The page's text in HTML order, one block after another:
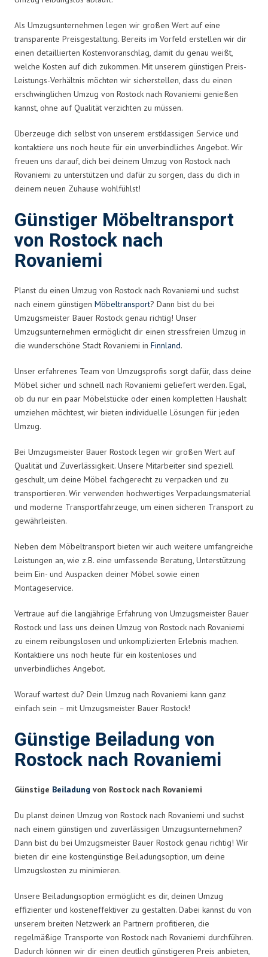
Als Umzugsunternehmen legen wir großen Wert auf eine
transparente Preisgestaltung. Bereits im Vorfeld erstellen wir dir
einen detaillierten Kostenvoranschlag, damit du genau weißt,
welche Kosten auf dich zukommen. Mit unserem günstigen Preis-
Leistungs-Verhältnis möchten wir sicherstellen, dass du einen
erschwinglichen Umzug von Rostock nach Rovaniemi genießen
kannst, ohne auf Qualität verzichten zu müssen.
Überzeuge dich selbst von unserem erstklassigen Service und
kontaktiere uns noch heute für ein unverbindliches Angebot. Wir
freuen uns darauf, dich bei deinem Umzug von Rostock nach
Rovaniemi zu unterstützen und dafür zu sorgen, dass du dich in
deinem neuen Zuhause wohlfühlst!
Günstiger Möbeltransport
von Rostock nach
Rovaniemi
Planst du einen Umzug von Rostock nach Rovaniemi und suchst
nach einem günstigen Möbeltransport? Dann bist du bei
Umzugsmeister Bauer Rostock genau richtig! Unser
Umzugsunternehmen ermöglicht dir einen stressfreien Umzug in
die wunderschöne Stadt Rovaniemi in Finnland.
Unser erfahrenes Team von Umzugsprofis sorgt dafür, dass deine
Möbel sicher und schnell nach Rovaniemi geliefert werden. Egal,
ob du nur ein paar Möbelstücke oder einen kompletten Haushalt
umziehen möchtest, wir bieten individuelle Lösungen für jeden
Umzug.
Bei Umzugsmeister Bauer Rostock legen wir großen Wert auf
Qualität und Zuverlässigkeit. Unsere Mitarbeiter sind speziell
geschult, um deine Möbel fachgerecht zu verpacken und zu
transportieren. Wir verwenden hochwertiges Verpackungsmaterial
und moderne Transportfahrzeuge, um einen sicheren Transport zu
gewährleisten.
Neben dem Möbeltransport bieten wir auch weitere umfangreiche
Leistungen an, wie z.B. eine umfassende Beratung, Unterstützung
beim Ein- und Auspacken deiner Möbel sowie einen
Montageservice.
Vertraue auf die langjährige Erfahrung von Umzugsmeister Bauer
Rostock und lass uns deinen Umzug von Rostock nach Rovaniemi
zu einem reibungslosen und unkomplizierten Erlebnis machen.
Kontaktiere uns noch heute für ein kostenloses und
unverbindliches Angebot.
Worauf wartest du? Dein Umzug nach Rovaniemi kann ganz
einfach sein – mit Umzugsmeister Bauer Rostock!
Günstige Beiladung von
Rostock nach Rovaniemi
Günstige Beiladung von Rostock nach Rovaniemi
Du planst deinen Umzug von Rostock nach Rovaniemi und suchst
nach einem günstigen und zuverlässigen Umzugsunternehmen?
Dann bist du bei Umzugsmeister Bauer Rostock genau richtig! Wir
bieten dir eine kostengünstige Beiladungsoption, um deine
Umzugskosten zu minimieren.
Unsere Beiladungsoption ermöglicht es dir, deinen Umzug
effizienter und kosteneffektiver zu gestalten. Dabei kannst du von
unserem breiten Netzwerk an Partnern profitieren, die
regelmäßige Transporte von Rostock nach Rovaniemi durchführen.
Dadurch können wir dir einen deutlich günstigeren Preis anbieten,